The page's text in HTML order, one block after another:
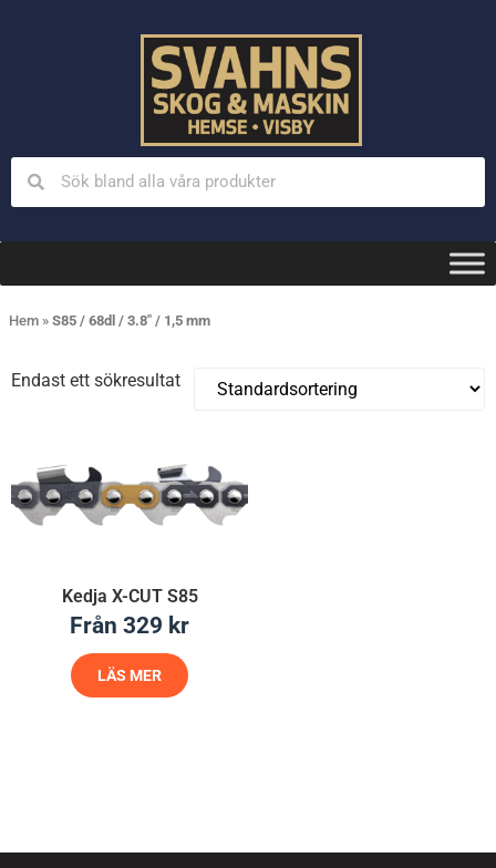
Hem » S85 / 68dl / 3.8" / 1,5 mm
Endast ett sökresultat
Kedja X-CUT S85
Från 329 kr
LÄS MER